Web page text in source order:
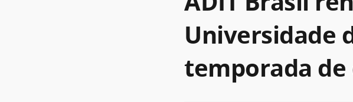
Universidade
temporada de